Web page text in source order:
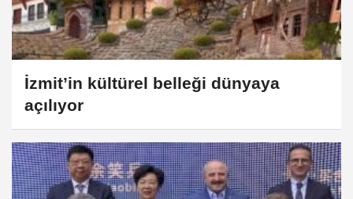
İzmit’in kültürel belleği dünyaya
açılıyor